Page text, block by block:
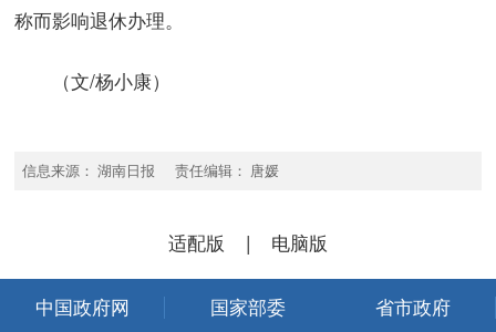
称而影响退休办理。
（文/杨小康）
信息来源： 湖南日报 责任编辑： 唐媛
适配版 | 电脑版
中国政府网 国家部委 省市政府